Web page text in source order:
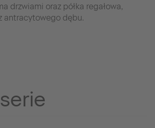
drzwiami oraz półka regałowa,
antracytowego dębu.